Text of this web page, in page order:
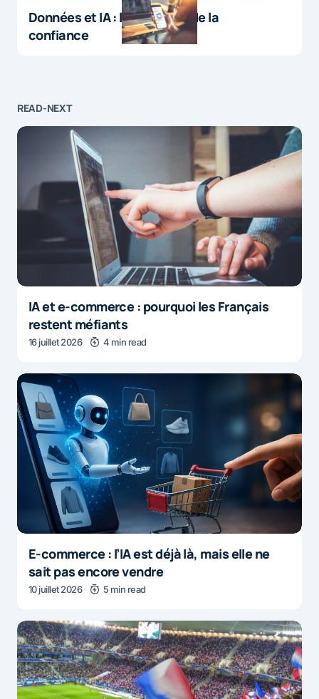
Données et IA : le paradoxe de la
confiance
READ-NEXT
IA et e-commerce : pourquoi les Français
restent méfiants
16 juillet 2026 4 min read
E-commerce : l’IA est déjà là, mais elle ne
sait pas encore vendre
10 juillet 2026 5 min read